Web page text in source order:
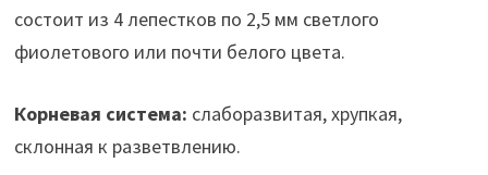
состоит из 4 лепестков по 2,5 мм светлого
фиолетового или почти белого цвета.
Корневая система: слаборазвитая, хрупкая,
склонная к разветвлению.